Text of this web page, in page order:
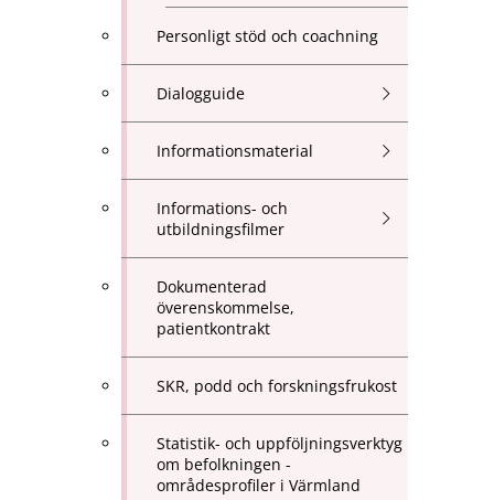
Personligt stöd och coachning
Dialogguide
Informationsmaterial
Informations- och
utbildningsfilmer
Dokumenterad
överenskommelse,
patientkontrakt
SKR, podd och forskningsfrukost
Statistik- och uppföljningsverktyg
om befolkningen -
områdesprofiler i Värmland